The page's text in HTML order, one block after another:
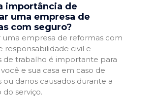
importância de
uma empresa de
com seguro?
uma empresa de reformas com
responsabilidade civil e
de trabalho é importante para
e sua casa em caso de
ou danos causados durante a
do serviço.